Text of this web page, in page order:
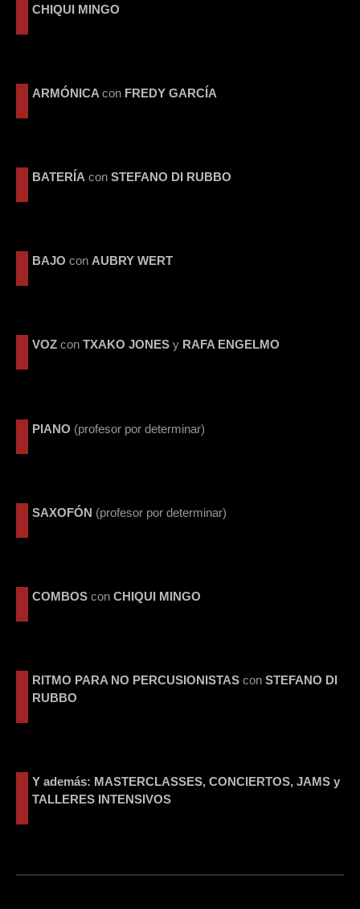
CHIQUI MINGO
ARMÓNICA con FREDY GARCÍA
BATERÍA con STEFANO DI RUBBO
BAJO con AUBRY WERT
VOZ con TXAKO JONES y RAFA ENGELMO
PIANO (profesor por determinar)
SAXOFÓN (profesor por determinar)
COMBOS con CHIQUI MINGO
RITMO PARA NO PERCUSIONISTAS con STEFANO DI
RUBBO
Y además: MASTERCLASSES, CONCIERTOS, JAMS y
TALLERES INTENSIVOS